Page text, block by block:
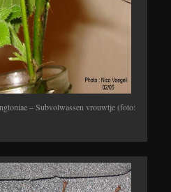
– Subvolwassen vrouwtje (foto: